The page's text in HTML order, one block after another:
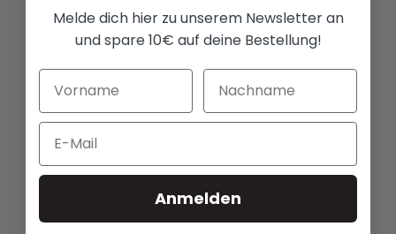
Unbegrenzte Möglichkeiten
Versand weltweit
Melde dich hier zu unserem Newsletter an
und spare 10€ auf deine Bestellung!
Email
Anmelden